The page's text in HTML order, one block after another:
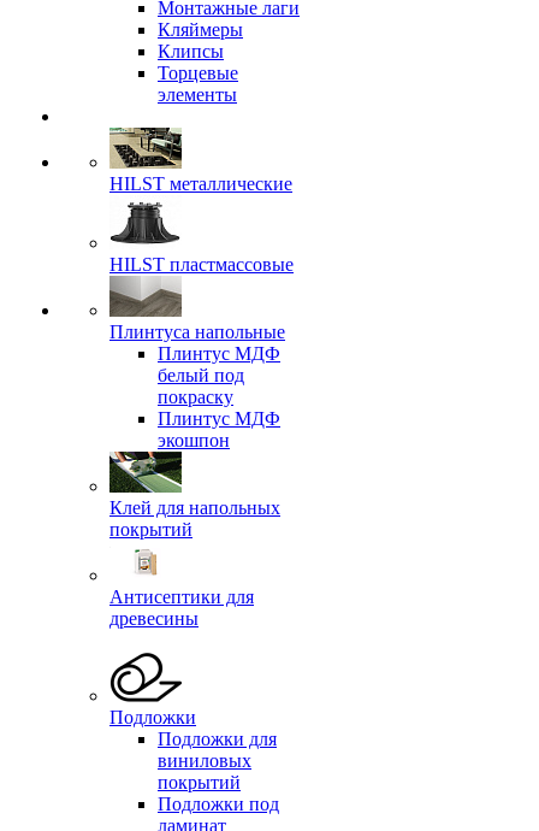
Монтажные лаги
Кляймеры
Клипсы
Торцевые
элементы
HILST металлические
HILST пластмассовые
Плинтуса напольные
Плинтус МДФ
белый под
покраску
Плинтус МДФ
экошпон
Клей для напольных
покрытий
Антисептики для
древесины
Подложки
Подложки для
виниловых
покрытий
Подложки под
ламинат